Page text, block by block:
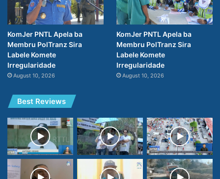
KomJer PNTL Apela ba
Membru PolTranz Sira
Labele Komete
Irregularidade
August 10, 2026
KomJer PNTL Apela ba
Membru PolTranz Sira
Labele Komete
Irregularidade
August 10, 2026
Best Reviews